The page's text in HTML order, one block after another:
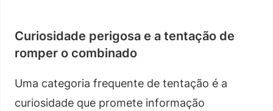
Curiosidade perigosa e a tentação de
romper o combinado
Uma categoria frequente de tentação é a
curiosidade que promete informação